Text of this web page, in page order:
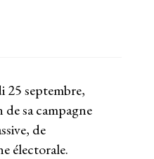
25 septembre,
sa campagne
de
électorale.